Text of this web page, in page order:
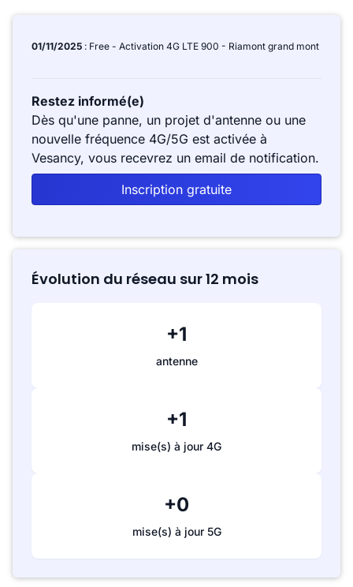
01/11/2025 : Free - Activation 4G LTE 900 - Riamont grand mont
Restez informé(e)
Dès qu'une panne, un projet d'antenne ou une
nouvelle fréquence 4G/5G est activée à
Vesancy, vous recevrez un email de notification.
Inscription gratuite
Évolution du réseau sur 12 mois
+1
antenne
+1
mise(s) à jour 4G
+0
mise(s) à jour 5G